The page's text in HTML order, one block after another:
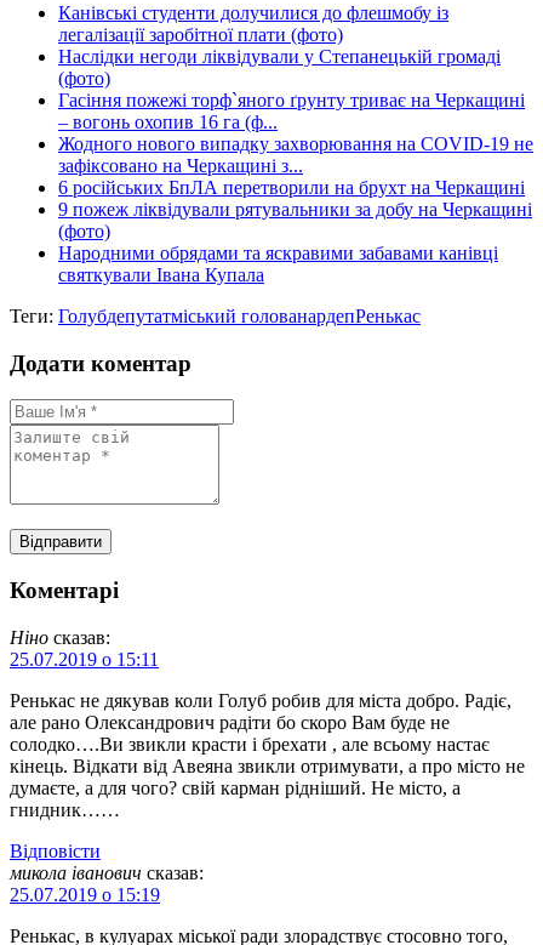
Канівські студенти долучилися до флешмобу із
легалізації заробітної плати (фото)
Наслідки негоди ліквідували у Степанецькій громаді
(фото)
Гасіння пожежі торф`яного ґрунту триває на Черкащині
– вогонь охопив 16 га (ф...
Жодного нового випадку захворювання на COVID-19 не
зафіксовано на Черкащині з...
6 російських БпЛА перетворили на брухт на Черкащині
9 пожеж ліквідували рятувальники за добу на Черкащині
(фото)
Народними обрядами та яскравими забавами канівці
святкували Івана Купала
Теги: Голубдепутатміський голованардепРенькас
Додати коментар
Коментарі
Ніно сказав:
25.07.2019 о 15:11
Ренькас не дякував коли Голуб робив для міста добро. Радіє,
але рано Олександрович радіти бо скоро Вам буде не
солодко….Ви звикли красти і брехати , але всьому настає
кінець. Відкати від Авеяна звикли отримувати, а про місто не
думаєте, а для чого? свій карман рідніший. Не місто, а
гнидник……
Відповіcти
микола іванович сказав:
25.07.2019 о 15:19
Ренькас, в кулуарах міської ради злорадствує стосовно того,